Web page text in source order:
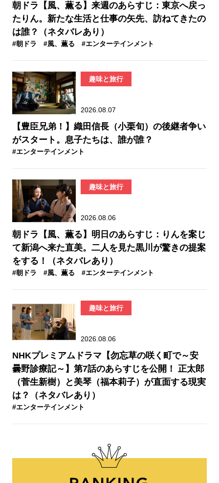
朝ドラ【風、薫る】来週のあらすじ：東京へ戻っ
たりん。新たな生活と仕事の矢先、訪ねてきたの
は誰？（ネタバレあり）
#朝ドラ #風、薫る #エンターテインメント
趣味と旅行
2026.08.07
【豊臣兄弟！】織田信長（小栗旬）の後継者争い
がスタート。息子たちは、誰が誰？
#エンターテインメント
趣味と旅行
2026.08.06
朝ドラ【風、薫る】明日のあらすじ：​りんを案じ
て新潟へ来た直美。二人を見た黒川が驚きの提案
をする！（ネタバレあり）
#朝ドラ #風、薫る #エンターテインメント
趣味と旅行
2026.08.06
NHKプレミアムドラマ【勿忘草の咲く町で～安
曇野診療記～】第7話のあらすじを公開！ 正太郎
（菅生新樹）と美琴（福本莉子）が直面する現実
は？（ネタバレあり）
#エンターテインメント